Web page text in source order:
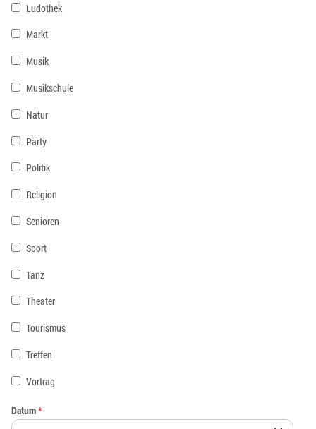
Ludothek
Markt
Musik
Musikschule
Natur
Party
Politik
Religion
Senioren
Sport
Tanz
Theater
Tourismus
Treffen
Vortrag
Datum*